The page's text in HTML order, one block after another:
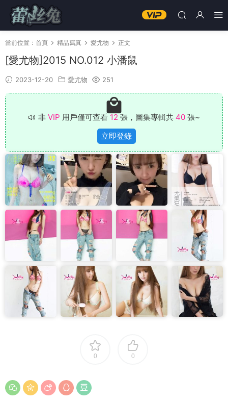
當前位置： 首頁 精品寫真 愛尤物 正文
[愛尤物]2015 NO.012 小潘鼠
2023-12-20 愛尤物 251
非 VIP 用戶僅可查看 12 張，圖集專輯共 40 張~
立即登錄
0 0